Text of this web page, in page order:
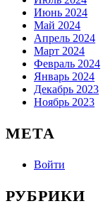
Июнь 2024
Май 2024
Апрель 2024
Март 2024
Февраль 2024
Январь 2024
Декабрь 2023
Ноябрь 2023
МЕТА
Войти
РУБРИКИ